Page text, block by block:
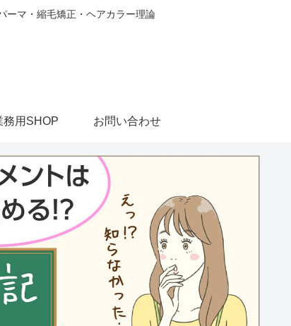
ーマ・縮毛矯正・ヘアカラー理論
務用SHOP お問い合わせ